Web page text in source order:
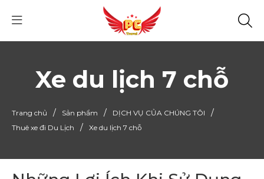
Xe du lịch 7 chỗ
Trang chủ / Sản phẩm / DỊCH VỤ CỦA CHÚNG TÔI /
Thuê xe đi Du Lịch / Xe du lịch 7 chỗ